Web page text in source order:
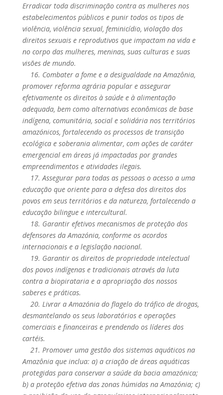
Erradicar toda discriminação contra as mulheres nos
estabelecimentos públicos e punir todos os tipos de
violência, violência sexual, feminicídio, violação dos
direitos sexuais e reprodutivos que impactam na vida e
no corpo das mulheres, meninas, suas culturas e suas
visões de mundo.
16. Combater a fome e a desigualdade na Amazônia,
promover reforma agrária popular e assegurar
efetivamente os direitos à saúde e à alimentação
adequada, bem como alternativas econômicas de base
indígena, comunitária, social e solidária nos territórios
amazónicos, fortalecendo os processos de transição
ecológica e soberania alimentar, com ações de caráter
emergencial em áreas já impactadas por grandes
empreendimentos e atividades ilegais.
17. Assegurar para todas as pessoas o acesso a uma
educação que oriente para a defesa dos direitos dos
povos em seus territórios e da natureza, fortalecendo a
educação bilingue e intercultural.
18. Garantir efetivos mecanismos de proteção dos
defensores da Amazónia, conforme os acordos
internacionais e a legislação nacional.
19. Garantir os direitos de propriedade intelectual
dos povos indígenas e tradicionais através da luta
contra a biopirataria e a apropriação dos nossos
saberes e práticas.
20. Livrar a Amazónia do flagelo do tráfico de drogas,
desmantelando os seus laboratórios e operações
comerciais e financeiras e prendendo os líderes dos
cartéis.
21. Promover uma gestão dos sistemas aquáticos na
Amazônia que inclua: a) a criação de áreas aquáticas
protegidas para conservar a saúde da bacia amazónica;
b) a proteção efetiva das zonas húmidas na Amazónia; c)